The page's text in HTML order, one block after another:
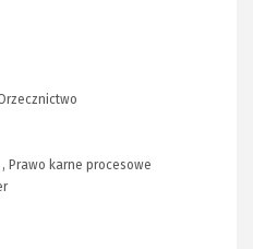
, Prawo karne procesowe